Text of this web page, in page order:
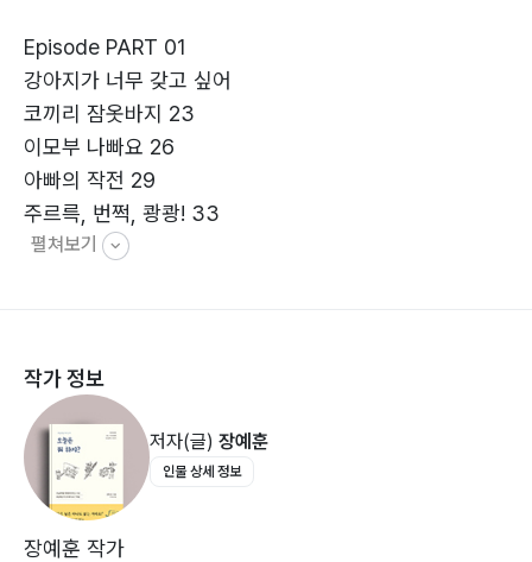
Episode PART 01
강아지가 너무 갖고 싶어
코끼리 잠옷바지 23
이모부 나빠요 26
아빠의 작전 29
주르륵, 번쩍, 쾅쾅! 33
끔찍끔찍 치과 36
강아지가 너무 갖고 싶어 48
Episode PART 02
지구를 정복할 거야
좋은 일 두 가지 54
우리집 첫 번째 실종사건 56
펼쳐보기
작가 정보
저자(글) 장예훈
인물 상세 정보
장예훈 작가